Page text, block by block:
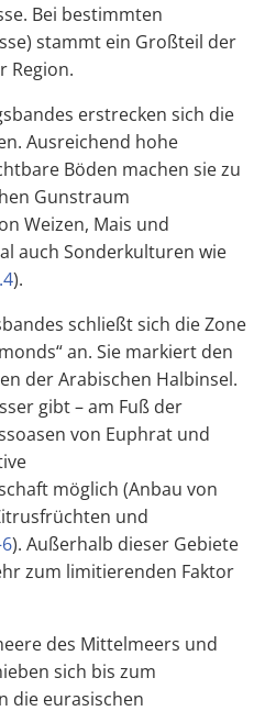
Bei bestimmten
stammt ein Großteil der
Region.
erstrecken sich die
Ausreichend hohe
Böden machen sie zu
Gunstraum
Weizen, Mais und
auch Sonderkulturen wie
).
schließt sich die Zone
an. Sie markiert den
der Arabischen Halbinsel.
gibt – am Fuß der
von Euphrat und
möglich (Anbau von
und
). Außerhalb dieser Gebiete
zum limitierenden Faktor
des Mittelmeers und
sich bis zum
die eurasischen